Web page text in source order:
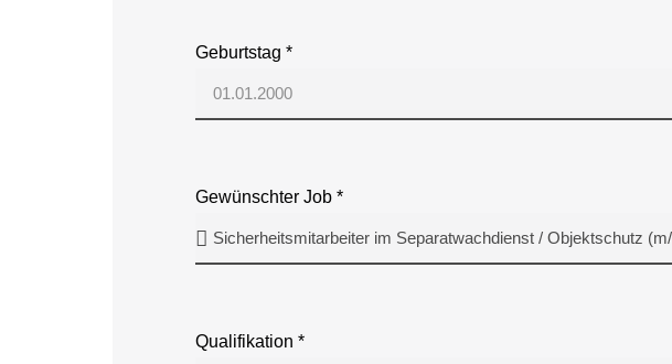
Geburtstag *
Gewünschter Job *
Qualifikation *